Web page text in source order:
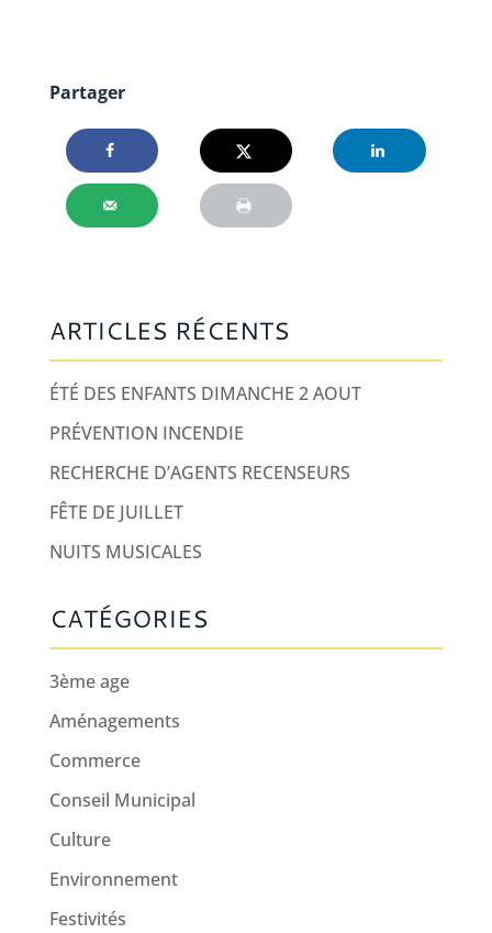
Partager
ARTICLES RÉCENTS
ÉTÉ DES ENFANTS DIMANCHE 2 AOUT
PRÉVENTION INCENDIE
RECHERCHE D’AGENTS RECENSEURS
FÊTE DE JUILLET
NUITS MUSICALES
CATÉGORIES
3ème age
Aménagements
Commerce
Conseil Municipal
Culture
Environnement
Festivités